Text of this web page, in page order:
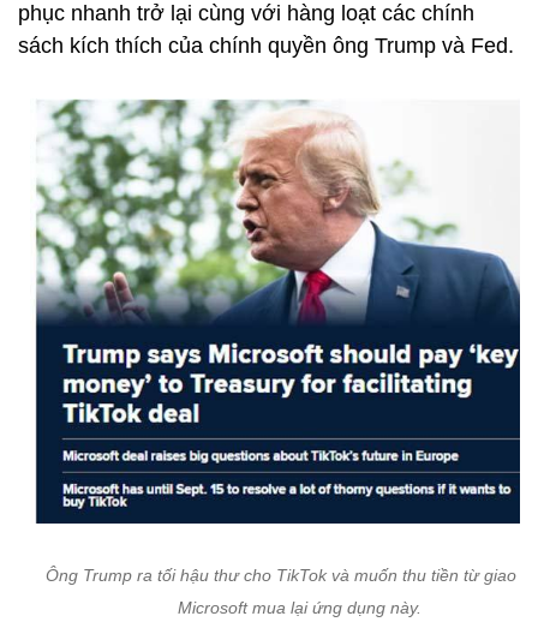
phục nhanh trở lại cùng với hàng loạt các chính
sách kích thích của chính quyền ông Trump và Fed.
Ông Trump ra tối hậu thư cho TikTok và muốn thu tiền từ giao
Microsoft mua lại ứng dụng này.